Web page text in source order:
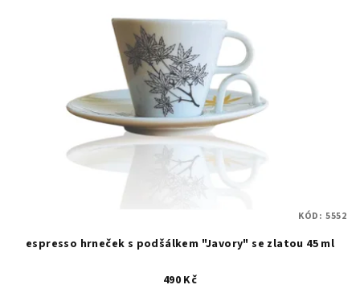
espresso hrneček s podšálkem "Javory" se zlatou 45 ml
490 Kč
KÓD: 5552